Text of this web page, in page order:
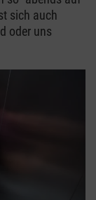
sich auch
oder uns